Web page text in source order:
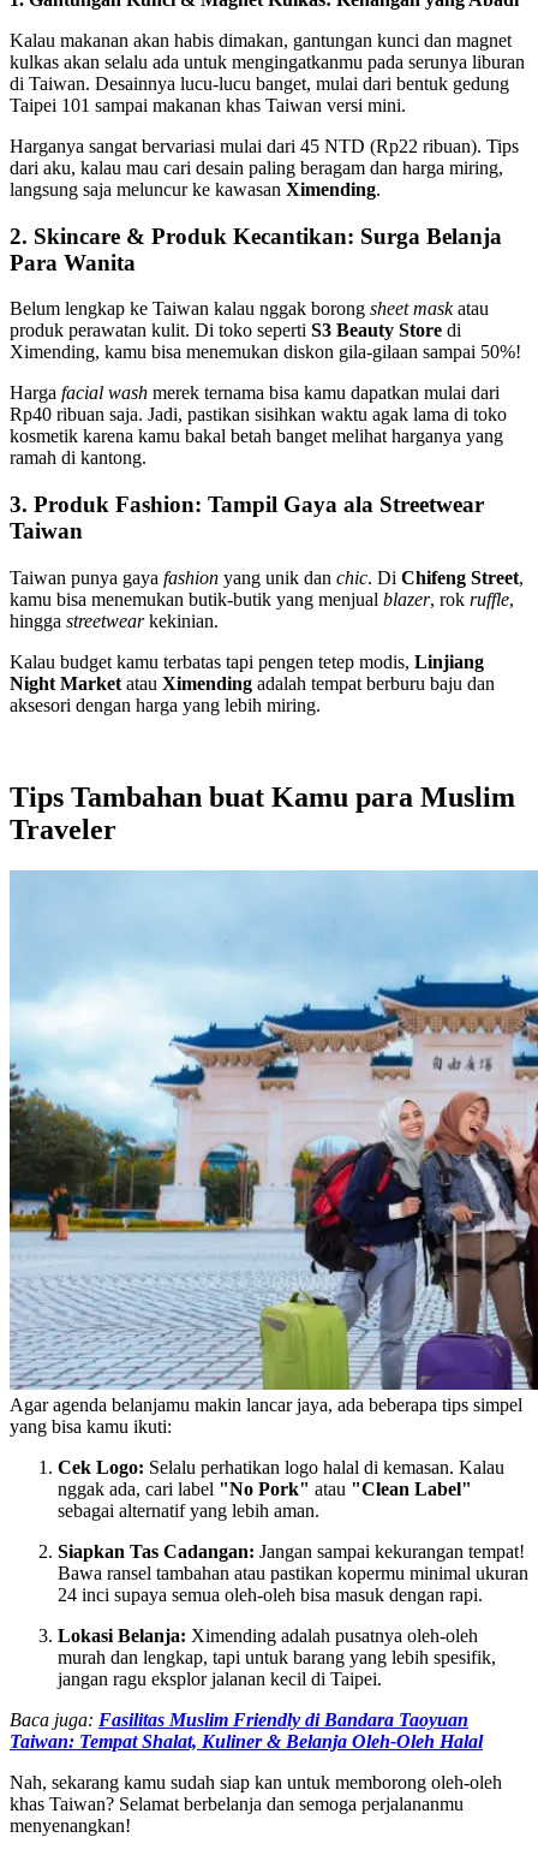
Kalau makanan akan habis dimakan, gantungan kunci dan magnet
kulkas akan selalu ada untuk mengingatkanmu pada serunya liburan
di Taiwan. Desainnya lucu-lucu banget, mulai dari bentuk gedung
Taipei 101 sampai makanan khas Taiwan versi mini.
Harganya sangat bervariasi mulai dari 45 NTD (Rp22 ribuan). Tips
dari aku, kalau mau cari desain paling beragam dan harga miring,
langsung saja meluncur ke kawasan Ximending.
2. Skincare & Produk Kecantikan: Surga Belanja
Para Wanita
Belum lengkap ke Taiwan kalau nggak borong sheet maskatau
produk perawatan kulit. Di toko seperti S3 Beauty Store di
Ximending, kamu bisa menemukan diskon gila-gilaan sampai 50%!
Harga facial wash merek ternama bisa kamu dapatkan mulai dari
Rp40 ribuan saja. Jadi, pastikan sisihkan waktu agak lama di toko
kosmetik karena kamu bakal betah banget melihat harganya yang
ramah di kantong.
3. Produk Fashion: Tampil Gaya ala Streetwear
Taiwan
Taiwan punya gaya fashion yang unik dan chic. Di Chifeng Street,
kamu bisa menemukan butik-butik yang menjual blazer, rok ruffle,
hingga streetwearkekinian.
Kalau budget kamu terbatas tapi pengen tetep modis, Linjiang
Night Market atau Ximending adalah tempat berburu baju dan
aksesori dengan harga yang lebih miring.
Tips Tambahan buat Kamu para Muslim
Traveler
Agar agenda belanjamu makin lancar jaya, ada beberapa tips simpel
yang bisa kamu ikuti:
Cek Logo: Selalu perhatikan logo halal di kemasan. Kalau
nggak ada, cari label "No Pork" atau "Clean Label"
sebagai alternatif yang lebih aman.
Siapkan Tas Cadangan: Jangan sampai kekurangan tempat!
Bawa ransel tambahan atau pastikan kopermu minimal ukuran
24 inci supaya semua oleh-oleh bisa masuk dengan rapi.
Lokasi Belanja: Ximending adalah pusatnya oleh-oleh
murah dan lengkap, tapi untuk barang yang lebih spesifik,
jangan ragu eksplor jalanan kecil di Taipei.
Baca juga: Fasilitas Muslim Friendly di Bandara Taoyuan
Taiwan: Tempat Shalat, Kuliner & Belanja Oleh-Oleh Halal
Nah, sekarang kamu sudah siap kan untuk memborong oleh-oleh
khas Taiwan? Selamat berbelanja dan semoga perjalananmu
menyenangkan!